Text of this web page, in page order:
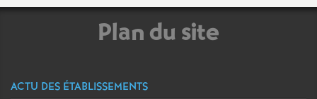
Plan du site
ACTU DES ÉTABLISSEMENTS